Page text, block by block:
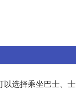
以选择乘坐巴士、